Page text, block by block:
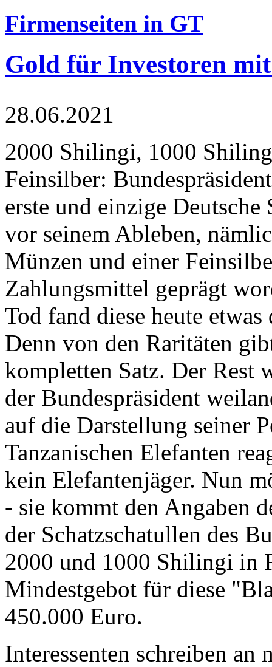
Firmenseiten in GT
Gold für Investoren
28.06.2021
2000 Shilingi, 1000
Feinsilber:
erste und einzige Deutsche
vor seinem Ableben,
Münzen und einer
Zahlungsmittel geprägt
Tod fand diese heute
Denn von den Raritäten
kompletten Satz. Der Rest
der Bundespräsident
auf die Darstellung seiner
Tanzanischen Elefanten
kein Elefantenjäger. Nun
- sie kommt den Angaben
der Schatzschatullen des
2000 und 1000 Shilingi in
Mindestgebot für diese
450.000 Euro.
Interessenten schreiben